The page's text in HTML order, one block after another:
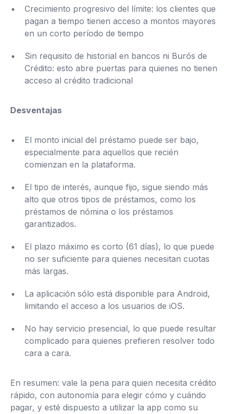
Crecimiento progresivo del límite: los clientes que
pagan a tiempo tienen acceso a montos mayores
en un corto período de tiempo
Sin requisito de historial en bancos ni Burós de
Crédito: esto abre puertas para quienes no tienen
acceso al crédito tradicional
Desventajas
El monto inicial del préstamo puede ser bajo,
especialmente para aquellos que recién
comienzan en la plataforma.
El tipo de interés, aunque fijo, sigue siendo más
alto que otros tipos de préstamos, como los
préstamos de nómina o los préstamos
garantizados.
El plazo máximo es corto (61 días), lo que puede
no ser suficiente para quienes necesitan cuotas
más largas.
La aplicación sólo está disponible para Android,
limitando el acceso a los usuarios de iOS.
No hay servicio presencial, lo que puede resultar
complicado para quienes prefieren resolver todo
cara a cara.
En resumen: vale la pena para quien necesita crédito
rápido, con autonomía para elegir cómo y cuándo
pagar, y esté dispuesto a utilizar la app como su